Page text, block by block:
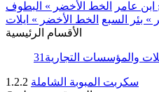
عامر
الخط الأخضر » البطوف
» بئر السبع الخط الأخضر » ايلات
الأقسام الرئيسية
والمؤسسات التجارية 31
سكربت المبوبة الشاملة